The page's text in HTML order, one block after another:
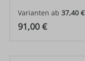
Varianten ab 37,40 €
Regulärer Preis:
91,00 €